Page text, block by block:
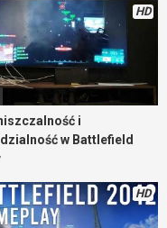
HD
i
w Battlefield
HD